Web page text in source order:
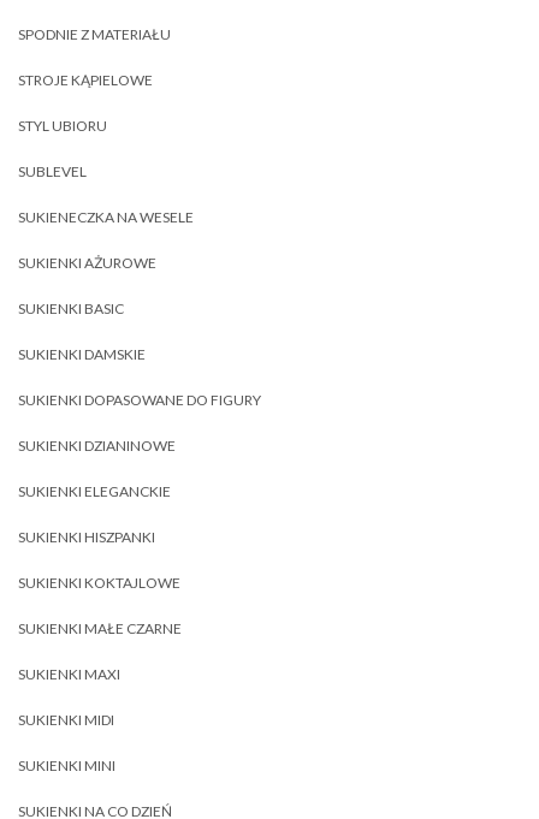
SPODNIE Z MATERIAŁU
STROJE KĄPIELOWE
STYL UBIORU
SUBLEVEL
SUKIENECZKA NA WESELE
SUKIENKI AŻUROWE
SUKIENKI BASIC
SUKIENKI DAMSKIE
SUKIENKI DOPASOWANE DO FIGURY
SUKIENKI DZIANINOWE
SUKIENKI ELEGANCKIE
SUKIENKI HISZPANKI
SUKIENKI KOKTAJLOWE
SUKIENKI MAŁE CZARNE
SUKIENKI MAXI
SUKIENKI MIDI
SUKIENKI MINI
SUKIENKI NA CO DZIEŃ